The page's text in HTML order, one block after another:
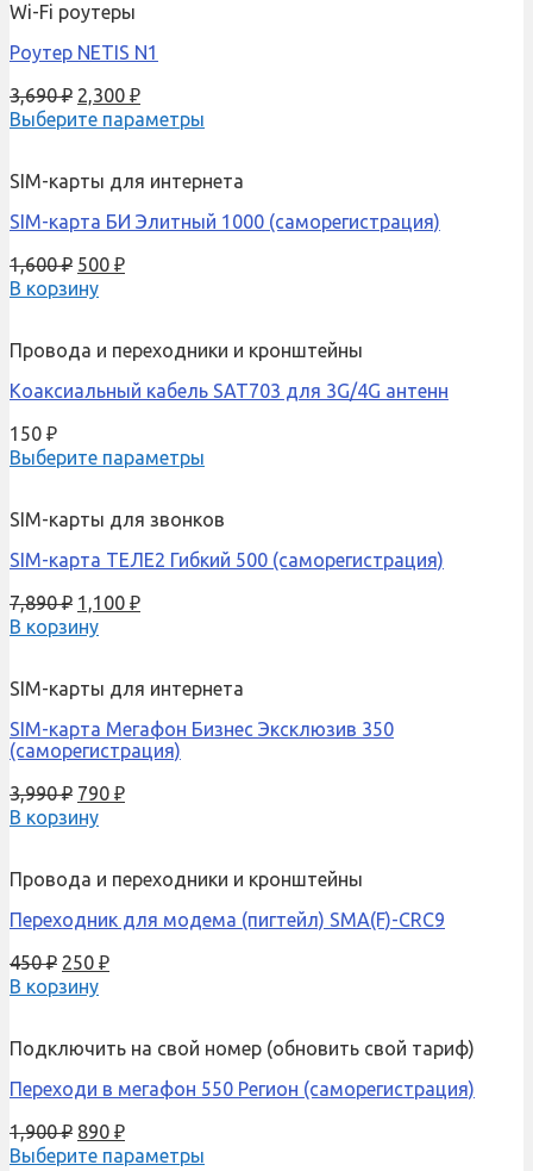
Wi-Fi роутеры
Роутер NETIS N1
3,690₽ 2,300 ₽
Выберите параметры
SIM-карты для интернета
SIM-карта БИ Элитный 1000 (саморегистрация)
1,600₽ 500 ₽
В корзину
Провода и переходники и кронштейны
Коаксиальный кабель SAT703 для 3G/4G антенн
150 ₽
Выберите параметры
SIM-карты для звонков
SIM-карта ТЕЛЕ2 Гибкий 500 (саморегистрация)
7,890₽ 1,100 ₽
В корзину
SIM-карты для интернета
SIM-карта Мегафон Бизнес Эксклюзив 350
(саморегистрация)
3,990₽ 790 ₽
В корзину
Провода и переходники и кронштейны
Переходник для модема (пигтейл) SMA(F)-CRC9
450₽ 250 ₽
В корзину
Подключить на свой номер (обновить свой тариф)
Переходи в мегафон 550 Регион (саморегистрация)
1,900₽ 890 ₽
Выберите параметры